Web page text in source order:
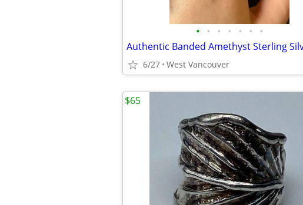
• • • • • • •
6/27 West Vancouver
$65